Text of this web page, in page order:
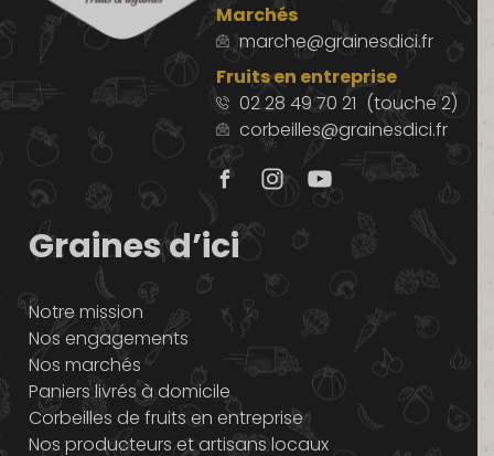
Marchés
marche@grainesdici.fr
Fruits en entreprise
02 28 49 70 21 (touche 2)
corbeilles@grainesdici.fr
Graines d’ici
Notre mission
Nos engagements
Nos marchés
Paniers livrés à domicile
Corbeilles de fruits en entreprise
Nos producteurs et artisans locaux